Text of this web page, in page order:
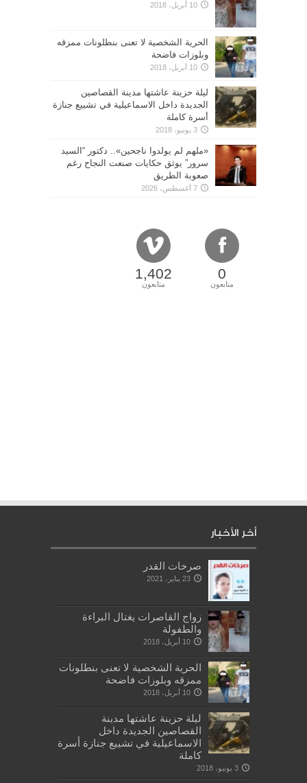
10 أبريل، 2018
الحرية الشخصية لا تعنى بنطلونات ممزقه
وبلوزات فاضحة
10 أبريل، 2018
ليلة حزينة عاشتها مدينة القصاصين
الجديدة داخل الاسماعيلية في تشييع جنازة
أسرة كاملة
3 يونيو، 2018
«ملهم لم يولدوا ناجحين».. دكتور “السيد
سرور” يوثق حكايات صنعت النجاح رغم
صعوبة الطريق
7 أغسطس، 2026
0
متابعون
1,402
متابعون
أخر الأخبار
صرخات القدر
23 يناير، 2021
زواج القاصرات يغتال البراءة
والطفولة
10 أبريل، 2018
الحرية الشخصية لا تعنى بنطلونات
ممزقه وبلوزات فاضحة
10 أبريل، 2018
ليلة حزينة عاشتها مدينة
القصاصين الجديدة داخل
الاسماعيلية في تشييع جنازة أسرة
كاملة
3 يونيو، 2018